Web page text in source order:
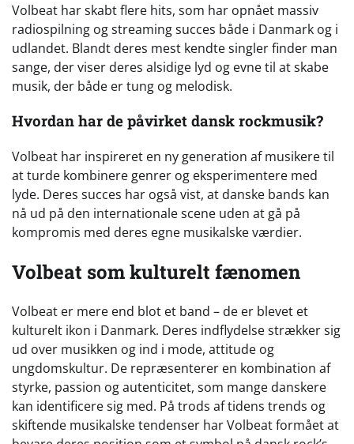
Volbeat har skabt flere hits, som har opnået massiv
radiospilning og streaming succes både i Danmark og i
udlandet. Blandt deres mest kendte singler finder man
sange, der viser deres alsidige lyd og evne til at skabe
musik, der både er tung og melodisk.
Hvordan har de påvirket dansk rockmusik?
Volbeat har inspireret en ny generation af musikere til
at turde kombinere genrer og eksperimentere med
lyde. Deres succes har også vist, at danske bands kan
nå ud på den internationale scene uden at gå på
kompromis med deres egne musikalske værdier.
Volbeat som kulturelt fænomen
Volbeat er mere end blot et band – de er blevet et
kulturelt ikon i Danmark. Deres indflydelse strækker sig
ud over musikken og ind i mode, attitude og
ungdomskultur. De repræsenterer en kombination af
styrke, passion og autenticitet, som mange danskere
kan identificere sig med. På trods af tidens trends og
skiftende musikalske tendenser har Volbeat formået at